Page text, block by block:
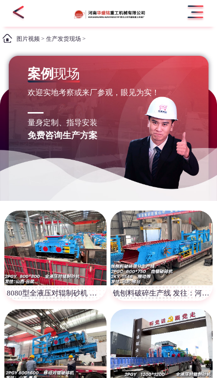
图片视频 >生产发货现场 >
案例现场
欢迎实地考察或来厂参观，眼见为实！
量身定制、指导安装
免费咨询生产方案
8080型全液压对辊制砂机 发往山西 铣刨料破碎生产线 发往：河北邢台